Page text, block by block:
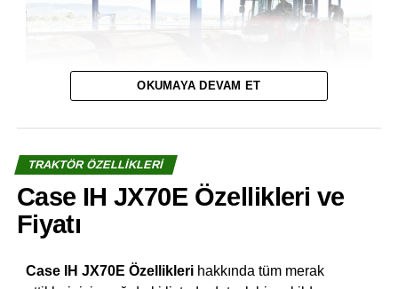
OKUMAYA DEVAM ET
TRAKTÖR ÖZELLIKLERI
Case IH JX70E Özellikleri ve
Fiyatı
Case IH JX70E Özelliklerihakkında tüm merak